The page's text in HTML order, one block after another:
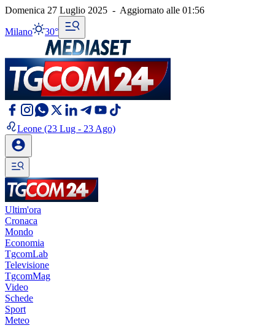
Domenica 27 Luglio 2025 - Aggiornato alle 01:56
Milano 30°
Leone (23 Lug - 23 Ago)
Ultim'ora
Cronaca
Mondo
Economia
TgcomLab
Televisione
TgcomMag
Video
Schede
Sport
Meteo